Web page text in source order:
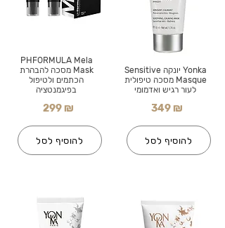
PHFORMULA Mela
Mask מסכה להבהרת
הכתמים ולטיפול
בפיגמנטציה
299 ₪
להוסיף לסל
Yonka יונקה Sensitive
Masque מסכה טיפולית
לעור רגיש ואדמומי
349 ₪
להוסיף לסל